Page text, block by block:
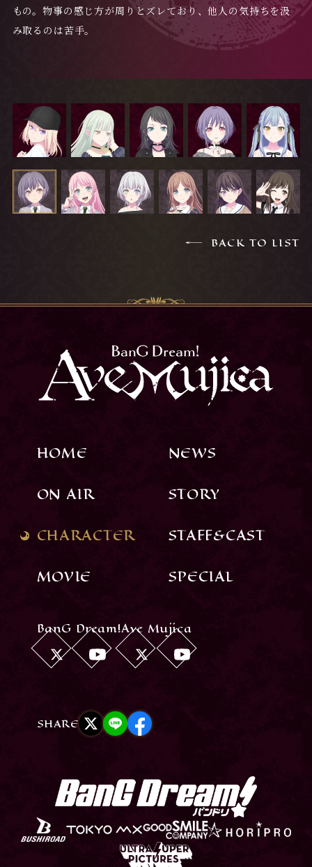
もの。物事の感じ方が周りとズレており、他人の気持ちを汲
み取るのは苦手。
BACK TO LIST
HOME
NEWS
ON AIR
STORY
CHARACTER
STAFF&CAST
MOVIE
SPECIAL
BanG Dream!Ave Mujica
SHARE